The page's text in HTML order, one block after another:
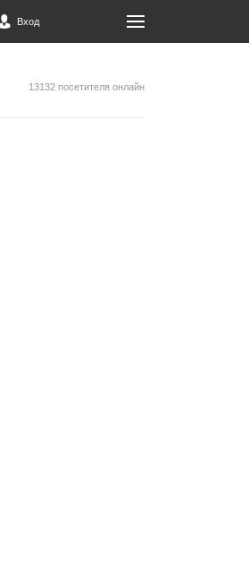
Вход
13132 посетителя онлайн